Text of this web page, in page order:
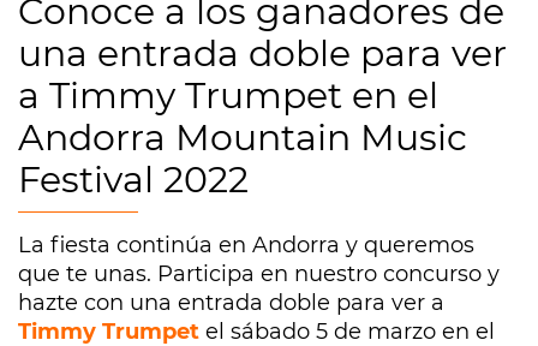
Conoce a los ganadores de
una entrada doble para ver
a Timmy Trumpet en el
Andorra Mountain Music
Festival 2022
La fiesta continúa en Andorra y queremos
que te unas. Participa en nuestro concurso y
hazte con una entrada doble para ver a
Timmy Trumpet el sábado 5 de marzo en el